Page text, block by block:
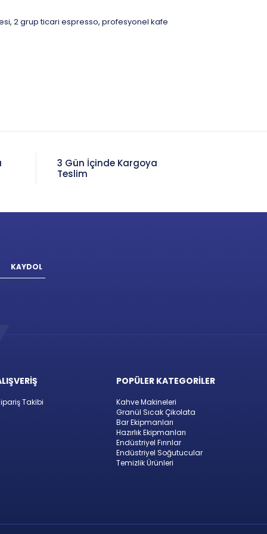
, 2 grup ticari espresso, profesyonel kafe
3 Gün İçinde Kargoya
Teslim
KAYDOL
Takibi
POPÜLER KATEGORİLER
Kahve Makineleri
Granül Sıcak Çikolata
Bar Ekipmanları
Hazırlık Ekipmanları
Endüstriyel Fırınlar
Endüstriyel Soğutucular
Temizlik Ürünleri